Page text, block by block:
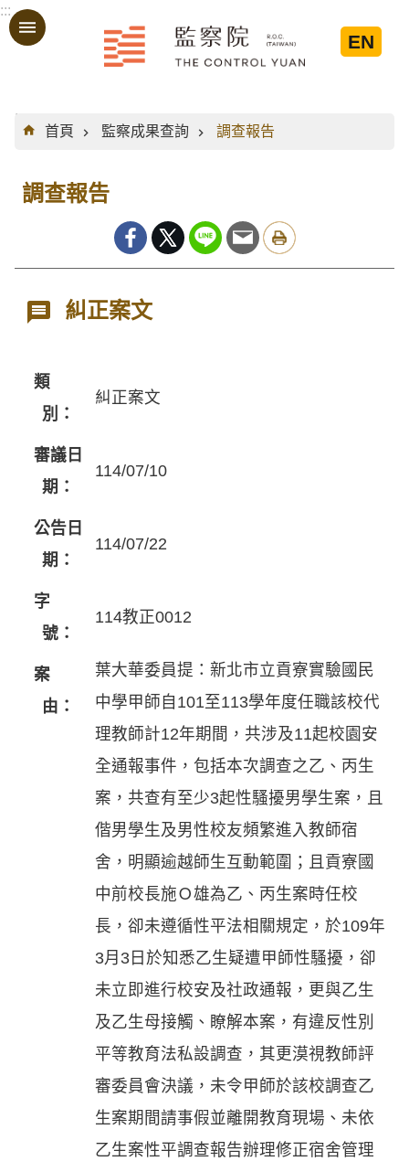
跳到主要內容區塊
:::
EN
:::
首頁
監察成果查詢 調查報告
調查報告
糾正案文
類
別：
糾正案文
審議日
期：
114/07/10
公告日
期：
114/07/22
字
號：
114教正0012
案
由：
葉大華委員提：新北市立貢寮實驗國民
中學甲師自101至113學年度任職該校代
理教師計12年期間，共涉及11起校園安
全通報事件，包括本次調查之乙、丙生
案，共查有至少3起性騷擾男學生案，且
偕男學生及男性校友頻繁進入教師宿
舍，明顯逾越師生互動範圍；且貢寮國
中前校長施Ｏ雄為乙、丙生案時任校
長，卻未遵循性平法相關規定，於109年
3月3日於知悉乙生疑遭甲師性騷擾，卻
未立即進行校安及社政通報，更與乙生
及乙生母接觸、瞭解本案，有違反性別
平等教育法私設調查，其更漠視教師評
審委員會決議，未令甲師於該校調查乙
生案期間請事假並離開教育現場、未依
乙生案性平調查報告辦理修正宿舍管理